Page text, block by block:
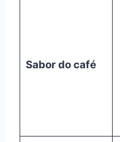
Sabor do café